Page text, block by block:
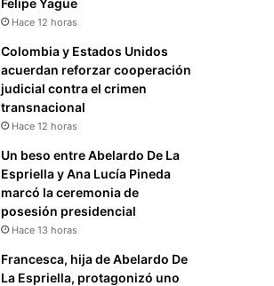
Hace 12 horas
Colombia y Estados Unidos
acuerdan reforzar cooperación
judicial contra el crimen
transnacional
Hace 12 horas
Un beso entre Abelardo De La
Espriella y Ana Lucía Pineda
marcó la ceremonia de
posesión presidencial
Hace 13 horas
Francesca, hija de Abelardo De
La Espriella, protagonizó uno